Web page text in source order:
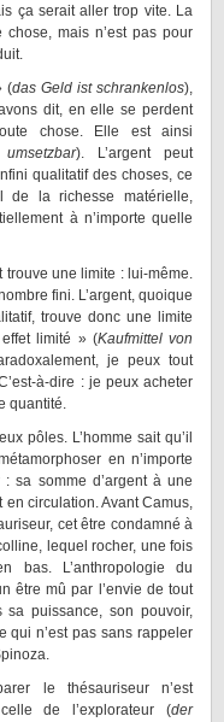
ça serait aller trop vite. La
mais n’est pas pour
(das Geld ist schrankenlos),
dit, en elle se perdent
chose. Elle est ainsi
). L’argent peut
qualitatif des choses, ce
de la richesse matérielle,
à n’importe quelle
trouve une limite : lui-même.
fini. L’argent, quoique
trouve donc une limite
effet limité » (Kaufmittel von
je peux tout
à-dire : je peux acheter
quantité.
pôles. L’homme sait qu’il
en n’importe
sa somme d’argent à une
en circulation. Avant Camus,
cet être condamné à
lequel rocher, une fois
bas. L’anthropologie du
être mû par l’envie de tout
sa puissance, son pouvoir,
qui n’est pas sans rappeler
le thésauriseur n’est
de l’explorateur (der